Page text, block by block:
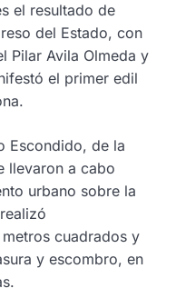
el resultado de
del Estado, con
Pilar Avila Olmeda y
el primer edil
Escondido, de la
llevaron a cabo
urbano sobre la
cuadrados y
y escombro, en